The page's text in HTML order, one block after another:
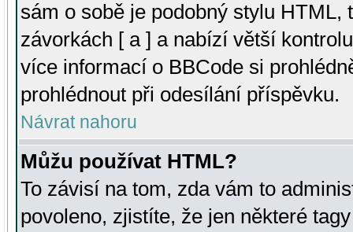
sám o sobě je podobný stylu HTML,
závorkách [ a ] a nabízí větší
více informací o BBCode si
prohlédnout při odesílání příspěvku.
Návrat nahoru
Můžu používat HTML?
To závisí na tom, zda vám to
povoleno, zjistíte, že jen některé